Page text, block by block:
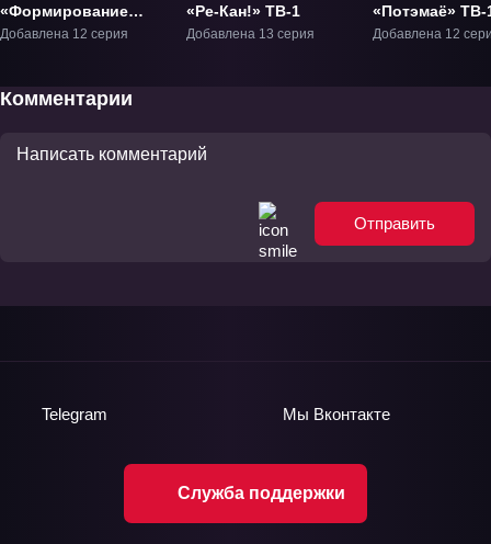
«Формирование
Извращенной Силы»
Добавлена 12 серия
«Ре-Кан!» ТВ-1
Добавлена 13 серия
«Потэмаё» ТВ-
Добавлена 12
Комментарии
Отправить
Служба поддержки
Telegram Мы Вконтакте